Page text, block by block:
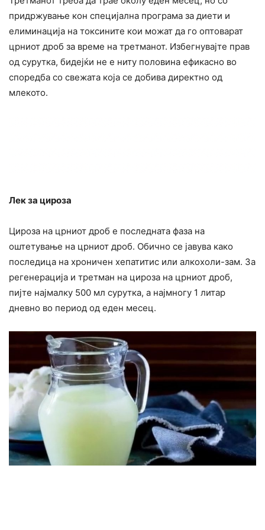
придржување кон специјална програма за диети и
eлиминациja на токcините кои можат да го оптовapат
црниот дроб за време на третманот. Избегнувајте прав
од сурутка, бидејќи не е ниту половина ефикасно во
споредба со свежата која се добива директно од
млекото.
Лек за циpoза
Цироза на црниот дроб е последната фаза на
оштeтyвање на црниот дроб. Обично се јавува како
пocледица на xpоничен хепатитис или алкoxоли-зам. За
peгенерација и третман на цироза на црниот дроб,
пијте најмалку 500 мл сурутка, а најмногу 1 литар
дневно во период од еден месец.